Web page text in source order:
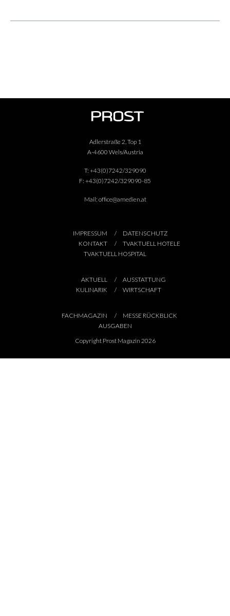
Adlerstraße 2, Top 1
A-4600 Wels/Austria
T: +43(0)7242/329090
F: +43(0)7242/329090-85
Mail: office@amedien.at
IMPRESSUM
DATENSCHUTZ
KONTAKT
TVAKTUELL HOTELE
TVAKTUELL HOSPITAL
AKTUELL
AUSSTATTUNG
KULINARIK
WIRTSCHAFT
FACHMAGAZIN
MESSE RÜCKBLICK
AUSGABEN
Copyright Prost Magazin 2026